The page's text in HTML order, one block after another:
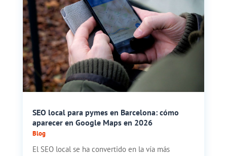
SEO local para pymes en Barcelona: cómo
aparecer en Google Maps en 2026
Blog
El SEO local se ha convertido en la vía más